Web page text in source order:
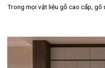
Trong mọi vật liệu gỗ cao cấp, gõ